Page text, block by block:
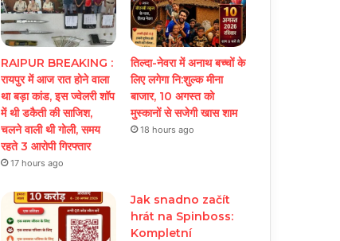
RAIPUR BREAKING :
रायपुर में आज रात होने वाला
था बड़ा कांड, इस ज्वेलरी शॉप
में थी डकैती की साजिश,
चलने वाली थी गोली, समय
रहते 3 आरोपी गिरफ्तार
17 hours ago
तिल्दा-नेवरा में अनाथ बच्चों के
लिए लगेगा नि:शुल्क मीना
बाजार, 10 अगस्त को
मुस्कानों से सजेगी खास शाम
18 hours ago
Jak snadno začít
hrát na Spinboss:
Kompletní